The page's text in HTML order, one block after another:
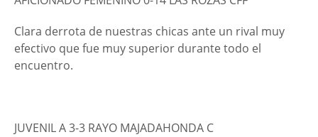
Clara derrota de nuestras chicas ante un rival muy
efectivo que fue muy superior durante todo el
encuentro.
JUVENIL A 3-3 RAYO MAJADAHONDA C